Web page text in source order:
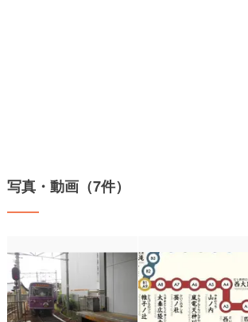
写真・動画（7件）